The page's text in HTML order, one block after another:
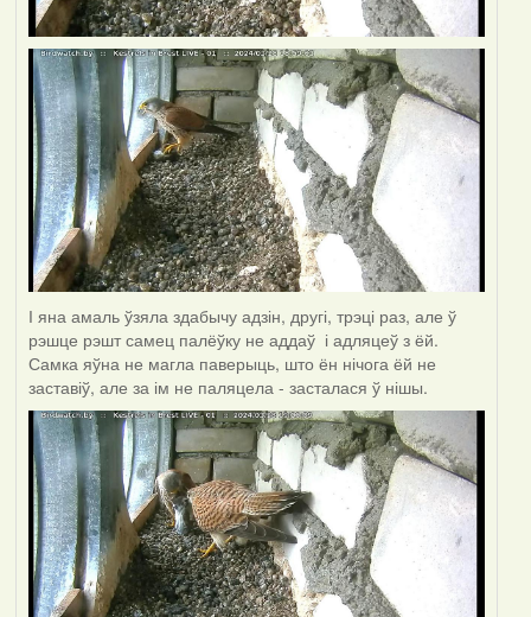
І яна амаль ўзяла здабычу адзін, другі, трэці раз, але ў
рэшце рэшт самец палёўку не аддаў і адляцеў з ёй.
Самка яўна не магла паверыць, што ён нічога ёй не
заставіў, але за ім не паляцела - засталася ў нішы.